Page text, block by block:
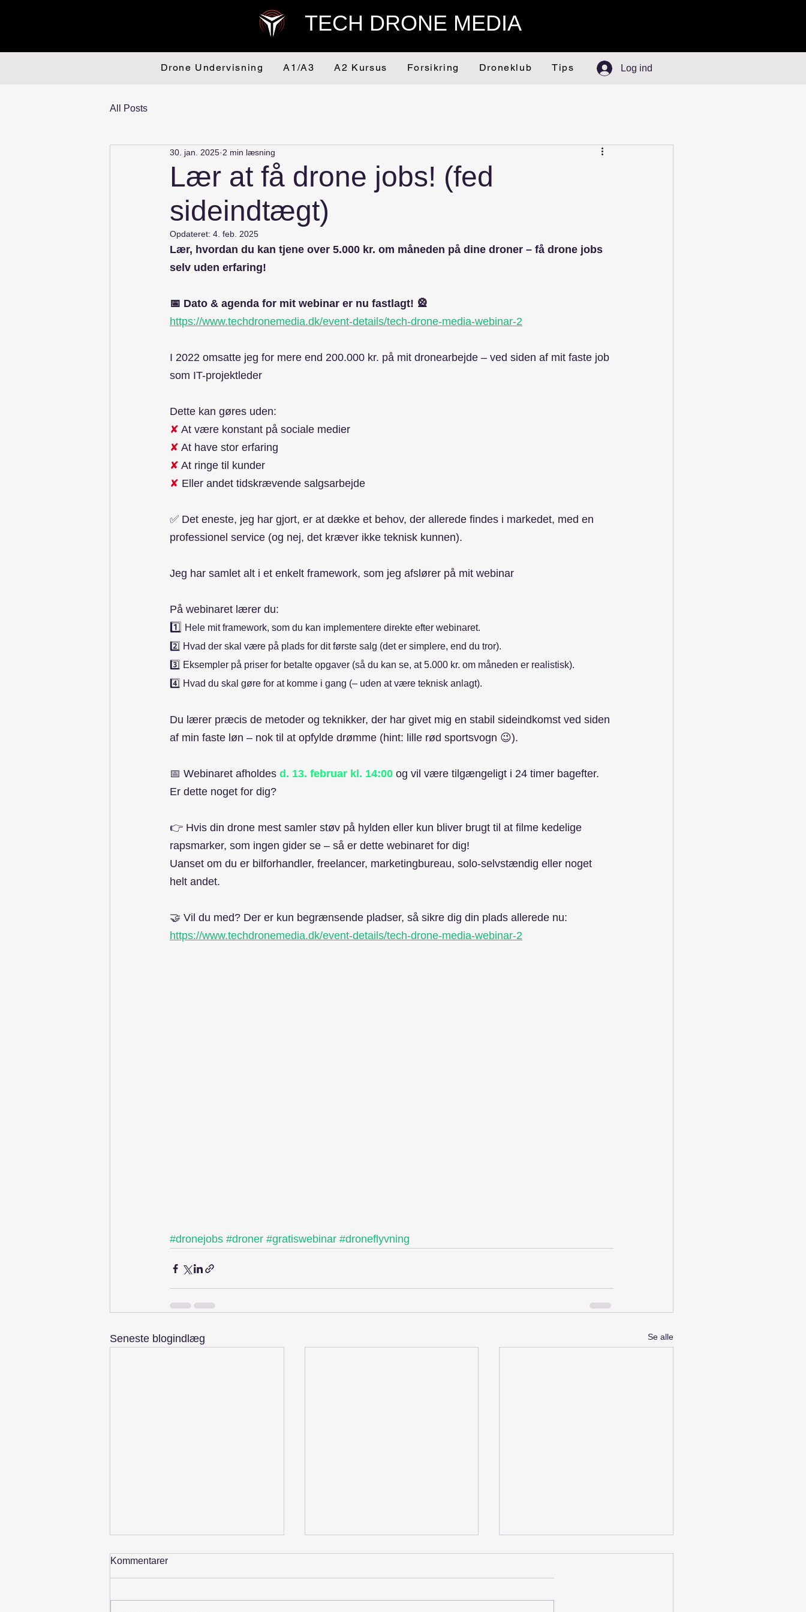
TECH DRONE MEDIA
Drone Undervisning A1/A3 A2 Kursus Forsikring Droneklub Tips Log ind
All Posts
Lær at få drone jobs! (fed
sideindtægt)
30. jan. 2025 2 min læsning
Opdateret: 4. feb. 2025
Lær, hvordan du kan tjene over 5.000 kr. om måneden på dine droner – få drone jobs
selv uden erfaring!
📅 Dato & agenda for mit webinar er nu fastlagt! 🎡
https://www.techdronemedia.dk/event-details/tech-drone-media-webinar-2
I 2022 omsatte jeg for mere end 200.000 kr. på mit dronearbejde – ved siden af mit faste job
som IT-projektleder
Dette kan gøres uden:
✘ At være konstant på sociale medier
✘ At have stor erfaring
✘ At ringe til kunder
✘ Eller andet tidskrævende salgsarbejde
✅ Det eneste, jeg har gjort, er at dække et behov, der allerede findes i markedet, med en
professionel service (og nej, det kræver ikke teknisk kunnen).
Jeg har samlet alt i et enkelt framework, som jeg afslører på mit webinar
På webinaret lærer du:
1️⃣
Hele mit framework, som du kan implementere direkte efter webinaret.
2️⃣ Hvad der skal være på plads for dit første salg (det er simplere, end du tror).
3️⃣ Eksempler på priser for betalte opgaver (så du kan se, at 5.000 kr. om måneden er realistisk).
4️⃣ Hvad du skal gøre for at komme i gang (– uden at være teknisk anlagt).
Du lærer præcis de metoder og teknikker, der har givet mig en stabil sideindkomst ved siden
af min faste løn – nok til at opfylde drømme (hint: lille rød sportsvogn 😉).
📅 Webinaret afholdes d. 13. februar kl. 14:00 og vil være tilgængeligt i 24 timer bagefter.
Er dette noget for dig?
👉 Hvis din drone mest samler støv på hylden eller kun bliver brugt til at filme kedelige
rapsmarker, som ingen gider se – så er dette webinaret for dig!
Uanset om du er bilforhandler, freelancer, marketingbureau, solo-selvstændig eller noget
helt andet.
🤝 Vil du med? Der er kun begrænsende pladser, så sikre dig din plads allerede nu:
https://www.techdronemedia.dk/event-details/tech-drone-media-webinar-2
#dronejobs #droner #gratiswebinar #droneflyvning
Seneste blogindlæg Se alle
Kommentarer